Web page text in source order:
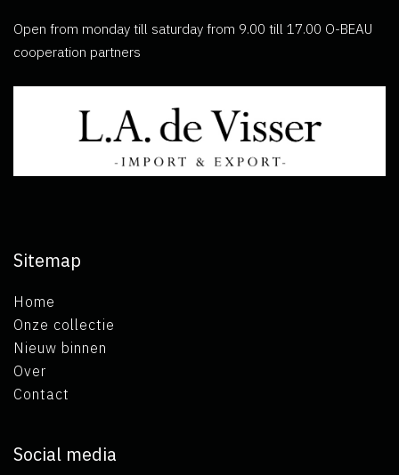
Open from monday till saturday from 9.00 till 17.00 O-BEAU
cooperation partners
Sitemap
Home
Onze collectie
Nieuw binnen
Over
Contact
Social media